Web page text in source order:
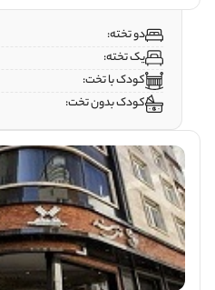
دو تخته:
یک تخته:
کودک با تخت:
کودک بدون تخت: